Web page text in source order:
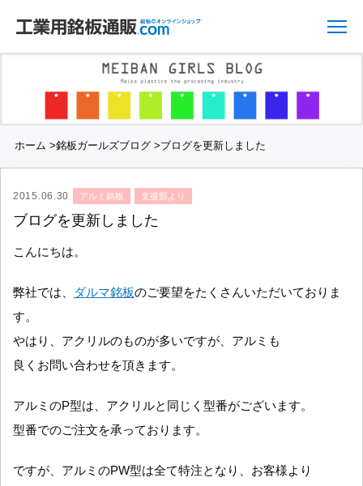
ホーム >銘板ガールズブログ>ブログを更新しました
2015.06.30 アルミ銘板 支援部より
ブログを更新しました
こんにちは。
弊社では、 ダルマ銘板のご要望をたくさんいただいておりま
す。
やはり、アクリルのものが多いですが、アルミも
良くお問い合わせを頂きます。
アルミのP型は、アクリルと同じく型番がございます。
型番でのご注文を承っております。
ですが、アルミのPW型は全て特注となり、お客様より